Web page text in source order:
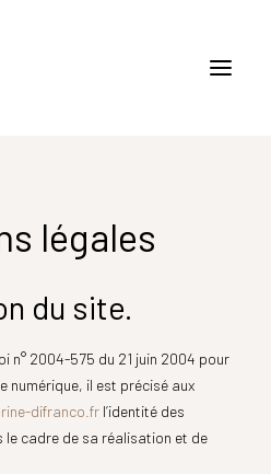
légales
du site.
n° 2004-575 du 21 juin 2004 pour
numérique, il est précisé aux
difranco.fr l’identité des
cadre de sa réalisation et de